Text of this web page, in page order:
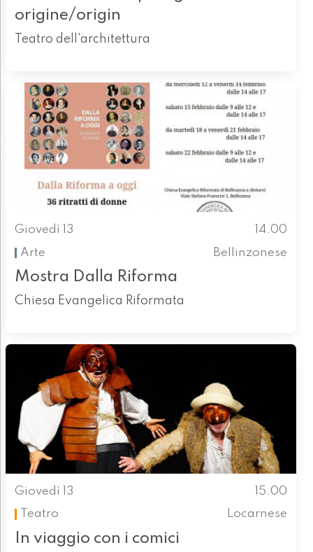
origine/origin
Teatro dell'architettura
Giovedì 13
14.00
Arte
Bellinzonese
Mostra Dalla Riforma
Chiesa Evangelica Riformata
Giovedì 13
15.00
Teatro
Locarnese
In viaggio con i comici